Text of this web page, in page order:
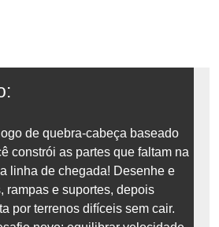
de quebra-cabeça baseado
constrói as partes que faltam na
linha de chegada! Desenhe e
rampas e suportes, depois
por terrenos difíceis sem cair.